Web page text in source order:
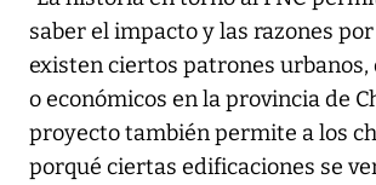
saber el impacto y las razones
existen ciertos patrones
o económicos en la provincia de
proyecto también permite a los
porqué ciertas edificaciones se